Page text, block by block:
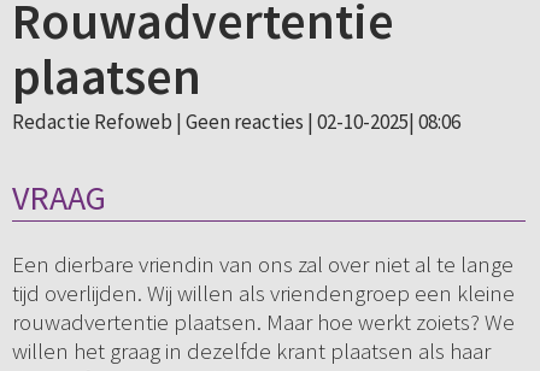
Rouwadvertentie
plaatsen
Redactie Refoweb | Geen reacties | 02-10-2025| 08:06
VRAAG
Een dierbare vriendin van ons zal over niet al te lange
tijd overlijden. Wij willen als vriendengroep een kleine
rouwadvertentie plaatsen. Maar hoe werkt zoiets? We
willen het graag in dezelfde krant plaatsen als haar